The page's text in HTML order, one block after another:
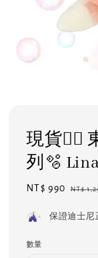
現貨❤️‍🔥
列🫧
Sale
NT$ 990 NT$
保證迪士尼
數量